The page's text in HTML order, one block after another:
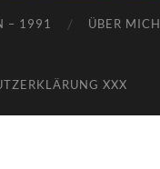
– 1991 ÜBER MICH
XXX